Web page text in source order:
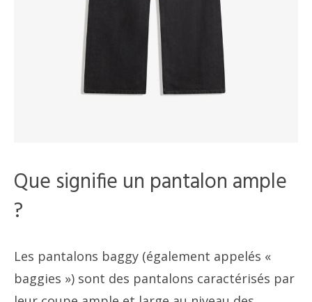
Que signifie un pantalon ample
?
Les pantalons baggy (également appelés «
baggies ») sont des pantalons caractérisés par